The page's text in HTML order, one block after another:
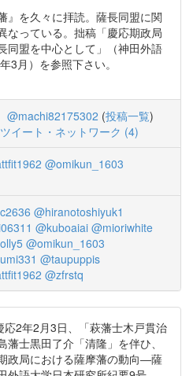
』を久々に拝読。薩長同盟に関
なっている。拙稿「慶応期政局
盟を中心として」（神田外語
3月）を参照下さい。
@machi82175302 (投稿一覧)
イート・ネットワーク (4)
@omikun_1603
@hiranotoshiyuk1
@kuboaiai @mioriwhite
@omikun_1603
@taupuppis
@zfrstq
2年2月3日、「萩藩士木戸貫治
藩士黒田了介「清隆」を伴ひ、
政局における薩摩藩の動向―薩